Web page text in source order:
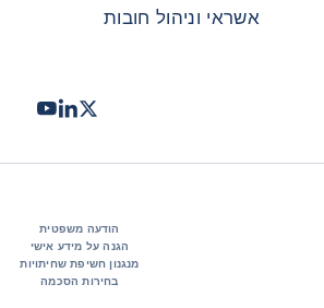
אשראי וניהול חובות
Twitter - קופאסLinkedIn
Youtube
הודעה משפטית
הגנה על מידע אישי
מנגנון חשיפת שחיתויות
בחירות הסכמה